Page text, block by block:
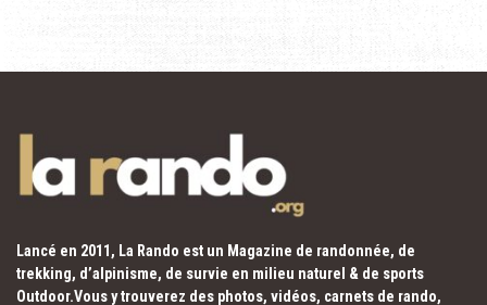
Lancé en 2011, La Rando est un Magazine de randonnée, de
trekking, d’alpinisme, de survie en milieu naturel & de sports
Outdoor.Vous y trouverez des photos, vidéos, carnets de rando,